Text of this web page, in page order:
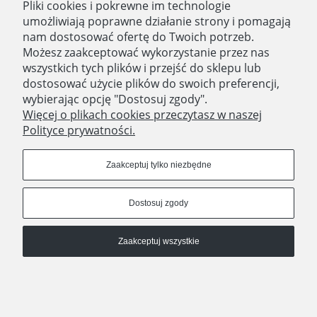
O nas
Zatrudniamy
Blog
Kontakt
SKLEP STACJONARNY
ul. Aleja Legionów 44
Godziny otwarcia
Poniedziałek - Piątek 10:00 - 18:00
Pliki cookies i pokrewne im technologie
umożliwiają poprawne działanie strony i pomagają
nam dostosować ofertę do Twoich potrzeb.
Możesz zaakceptować wykorzystanie przez nas
wszystkich tych plików i przejść do sklepu lub
dostosować użycie plików do swoich preferencji,
wybierając opcję "Dostosuj zgody".
Więcej o plikach cookies przeczytasz w naszej
Polityce prywatności.
Zaakceptuj tylko niezbędne
Dostosuj zgody
Zaakceptuj wszystkie